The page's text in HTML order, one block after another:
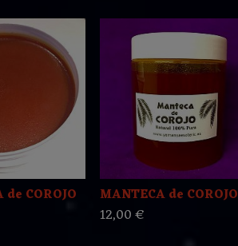
COROJO MANTECA de COROJO
12,00 €